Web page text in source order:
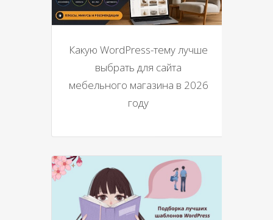
Какую WordPress-тему лучше
выбрать для сайта
мебельного магазина в 2026
году